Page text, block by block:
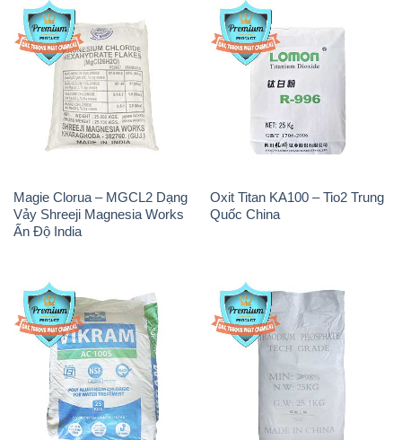
Magie Clorua – MGCL2 Dạng
Vảy Shreeji Magnesia Works
Ấn Độ India
Oxit Titan KA100 – Tio2 Trung
Quốc China